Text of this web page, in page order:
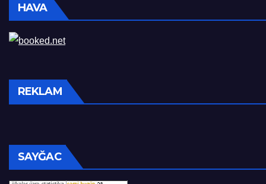
HAVA
REKLAM
SAYĞAC